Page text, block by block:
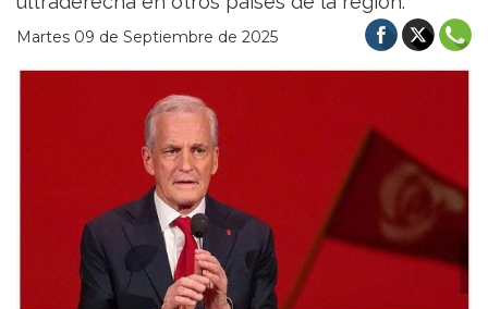
Martes 09 de Septiembre de 2025